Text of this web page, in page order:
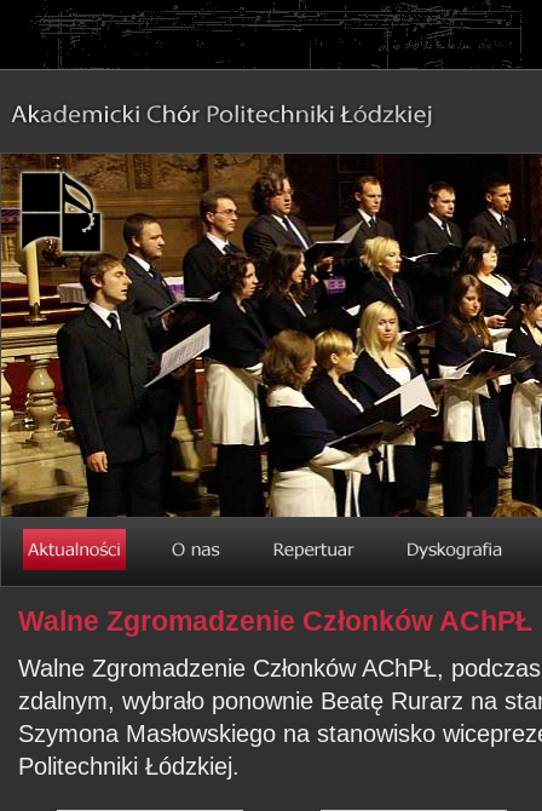
Walne Zgromadzenie Członków AChPŁ
Walne Zgromadzenie Członków AChPŁ,
zdalnym, wybrało ponownie Beatę Rurarz na
Szymona Masłowskiego na stanowisko
Politechniki Łódzkiej.